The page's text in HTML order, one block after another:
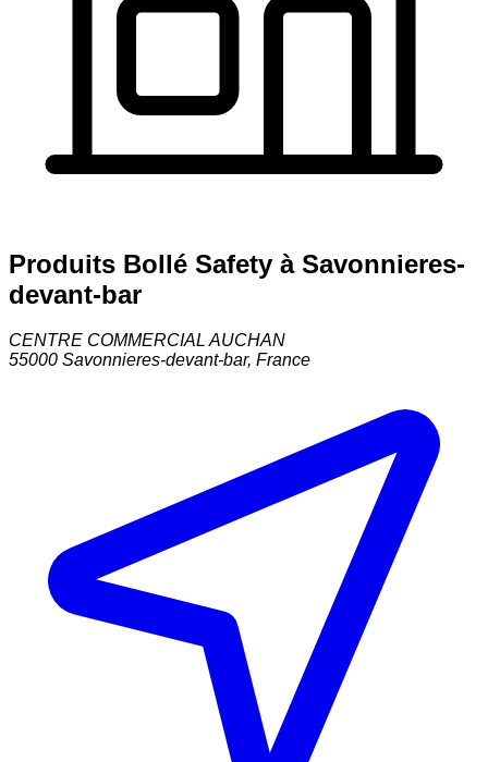
Produits Bollé Safety à Savonnieres-
devant-bar
CENTRE COMMERCIAL AUCHAN
55000 Savonnieres-devant-bar, France